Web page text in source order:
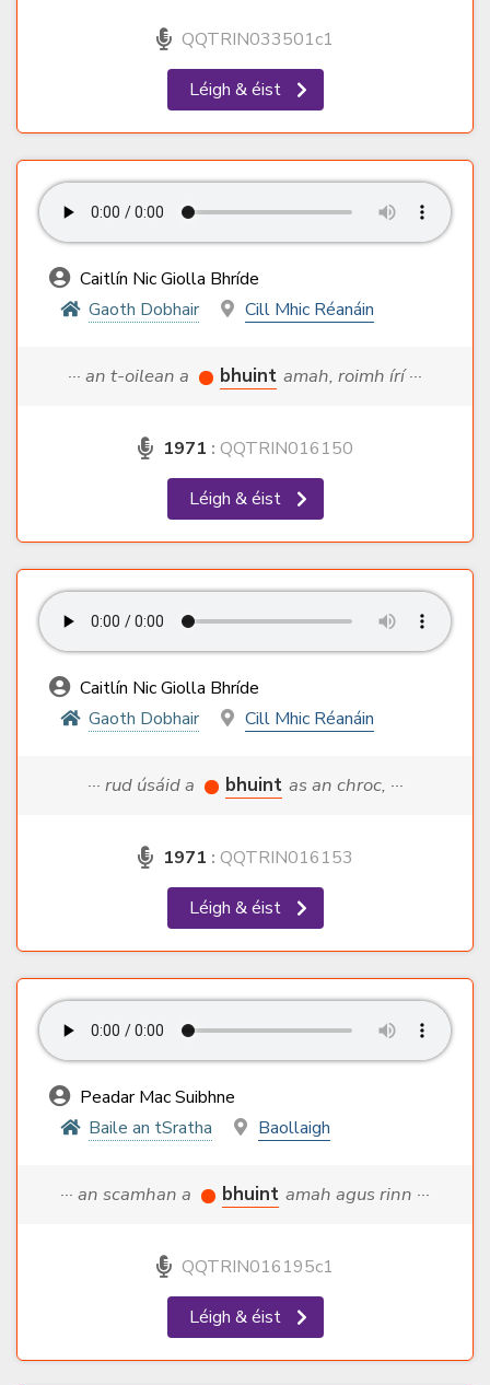
QQTRIN033501c1
Léigh & éist
Caitlín Nic Giolla Bhríde
Gaoth Dobhair
Cill Mhic Réanáin
··· an t-oilean a bhuint amah, roimh írí ···
1971 : QQTRIN016150
Léigh & éist
Caitlín Nic Giolla Bhríde
Gaoth Dobhair
Cill Mhic Réanáin
··· rud úsáid a bhuint as an chroc, ···
1971 : QQTRIN016153
Léigh & éist
Peadar Mac Suibhne
Baile an tSratha
Baollaigh
··· an scamhan a bhuint amah agus rinn ···
QQTRIN016195c1
Léigh & éist